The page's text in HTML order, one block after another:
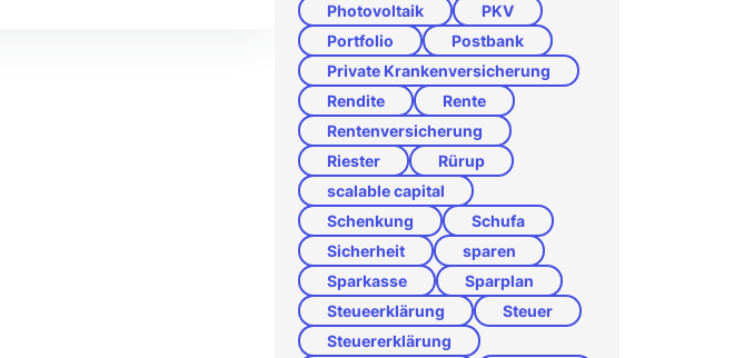
Photovoltaik
PKV
Portfolio
Postbank
Private Krankenversicherung
Rendite
Rente
Rentenversicherung
Riester
Rürup
scalable capital
Schenkung
Schufa
Sicherheit
sparen
Sparkasse
Sparplan
Steueerklärung
Steuer
Steuererklärung